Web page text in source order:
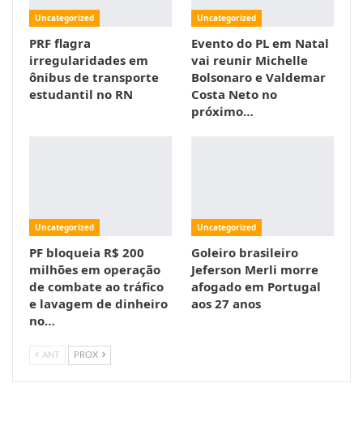
Uncategorized
PRF flagra
irregularidades em
ônibus de transporte
estudantil no RN
Uncategorized
Evento do PL em Natal
vai reunir Michelle
Bolsonaro e Valdemar
Costa Neto no
próximo…
Uncategorized
PF bloqueia R$ 200
milhões em operação
de combate ao tráfico
e lavagem de dinheiro
no…
Uncategorized
Goleiro brasileiro
Jeferson Merli morre
afogado em Portugal
aos 27 anos
ANT PROX